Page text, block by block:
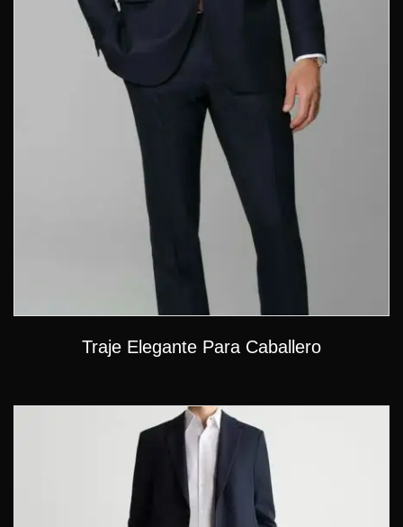
Traje Elegante Para Caballero